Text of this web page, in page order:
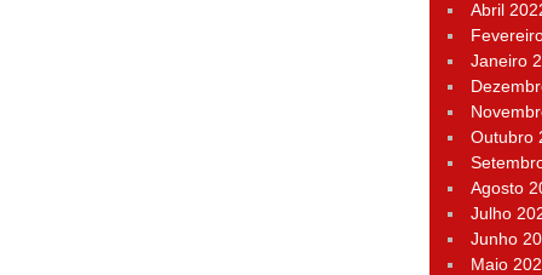
Abril
Janeiro
Outubro
Agosto
Julho
Junho
Maio